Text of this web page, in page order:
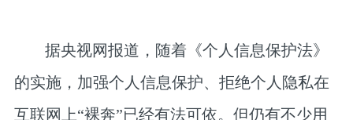
据央视网报道，随着《个人信息保护法》
的实施，加强个人信息保护、拒绝个人隐私在
互联网上“裸奔”已经有法可依。但仍有不少用